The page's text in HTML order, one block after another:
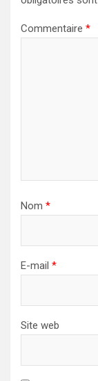
Commentaire *
Nom *
E-mail *
Site web